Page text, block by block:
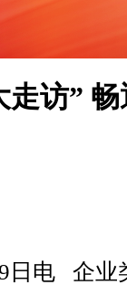
走访”
电 企业